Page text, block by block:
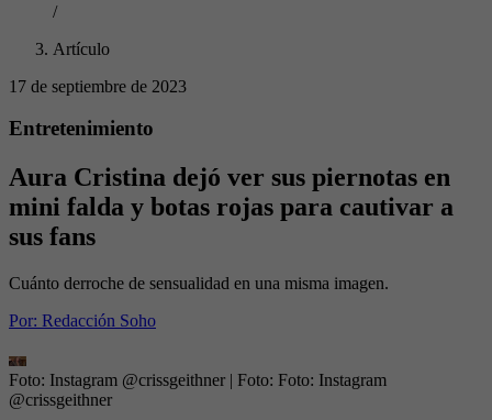
/
Artículo
17 de septiembre de 2023
Entretenimiento
Aura Cristina dejó ver sus piernotas en
mini falda y botas rojas para cautivar a
sus fans
Cuánto derroche de sensualidad en una misma imagen.
Por: Redacción Soho
Foto: Instagram @crissgeithner | Foto: Foto: Instagram
@crissgeithner